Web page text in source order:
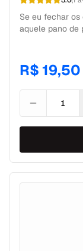
Se eu fechar os
aquele pano de
sua comfort
ingredientes e
também é janta.
R$ 19,50